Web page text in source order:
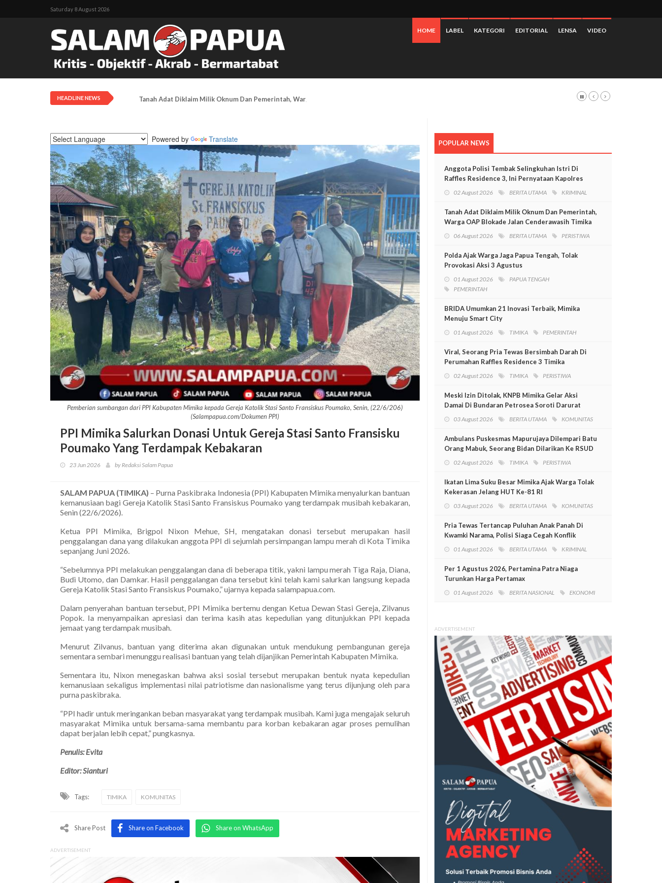
Saturday 8 August 2026
HOME LABEL KATEGORI EDITORIAL LENSA VIDEO
HEADLINE NEWS Tanah Adat Diklaim Milik Oknum Dan Pemerintah, Warga OAP Blokade Jalan Cenderawasih Timika
Powered by Translate
Pemberian sumbangan dari PPI Kabupaten Mimika kepada Gereja Katolik Stasi Santo Fransiskus Poumako, Senin, (22/6/206)
(Salampapua.com/Dokumen PPI)
PPI Mimika Salurkan Donasi Untuk Gereja Stasi Santo Fransisku
Poumako Yang Terdampak Kebakaran
23 Jun 2026 by Redaksi Salam Papua
SALAM PAPUA (TIMIKA) – Purna Paskibraka Indonesia (PPI) Kabupaten Mimika menyalurkan bantuan
kemanusiaan bagi Gereja Katolik Stasi Santo Fransiskus Poumako yang terdampak musibah kebakaran,
Senin (22/6/2026).
Ketua PPI Mimika, Brigpol Nixon Mehue, SH, mengatakan donasi tersebut merupakan hasil
penggalangan dana yang dilakukan anggota PPI di sejumlah persimpangan lampu merah di Kota Timika
sepanjang Juni 2026.
“Sebelumnya PPI melakukan penggalangan dana di beberapa titik, yakni lampu merah Tiga Raja, Diana,
Budi Utomo, dan Damkar. Hasil penggalangan dana tersebut kini telah kami salurkan langsung kepada
Gereja Katolik Stasi Santo Fransiskus Poumako,” ujarnya kepada salampapua.com.
Dalam penyerahan bantuan tersebut, PPI Mimika bertemu dengan Ketua Dewan Stasi Gereja, Zilvanus
Popok. Ia menyampaikan apresiasi dan terima kasih atas kepedulian yang ditunjukkan PPI kepada
jemaat yang terdampak musibah.
Menurut Zilvanus, bantuan yang diterima akan digunakan untuk mendukung pembangunan gereja
sementara sembari menunggu realisasi bantuan yang telah dijanjikan Pemerintah Kabupaten Mimika.
Sementara itu, Nixon menegaskan bahwa aksi sosial tersebut merupakan bentuk nyata kepedulian
kemanusiaan sekaligus implementasi nilai patriotisme dan nasionalisme yang terus dijunjung oleh para
purna paskibraka.
“PPI hadir untuk meringankan beban masyarakat yang terdampak musibah. Kami juga mengajak seluruh
masyarakat Mimika untuk bersama-sama membantu para korban kebakaran agar proses pemulihan
dapat berjalan lebih cepat,” pungkasnya.
Penulis: Evita
Editor: Sianturi
Tags: TIMIKA KOMUNITAS
Share Post Share on Facebook Share on WhatsApp
ADVERTISEMENT
POPULAR NEWS
Anggota Polisi Tembak Selingkuhan Istri Di
Raffles Residence 3, Ini Pernyataan Kapolres
02 August 2026 BERITA UTAMA KRIMINAL
Tanah Adat Diklaim Milik Oknum Dan Pemerintah,
Warga OAP Blokade Jalan Cenderawasih Timika
06 August 2026 BERITA UTAMA PERISTIWA
Polda Ajak Warga Jaga Papua Tengah, Tolak
Provokasi Aksi 3 Agustus
01 August 2026
PAPUA TENGAH
PEMERINTAH
BRIDA Umumkan 21 Inovasi Terbaik, Mimika
Menuju Smart City
01 August 2026 TIMIKA PEMERINTAH
Viral, Seorang Pria Tewas Bersimbah Darah Di
Perumahan Raffles Residence 3 Timika
02 August 2026 TIMIKA PERISTIWA
Meski Izin Ditolak, KNPB Mimika Gelar Aksi
Damai Di Bundaran Petrosea Soroti Darurat
03 August 2026 BERITA UTAMA KOMUNITAS
Ambulans Puskesmas Mapurujaya Dilempari Batu
Orang Mabuk, Seorang Bidan Dilarikan Ke RSUD
02 August 2026 TIMIKA PERISTIWA
Ikatan Lima Suku Besar Mimika Ajak Warga Tolak
Kekerasan Jelang HUT Ke-81 RI
03 August 2026 BERITA UTAMA KOMUNITAS
Pria Tewas Tertancap Puluhan Anak Panah Di
Kwamki Narama, Polisi Siaga Cegah Konflik
01 August 2026 BERITA UTAMA KRIMINAL
Per 1 Agustus 2026, Pertamina Patra Niaga
Turunkan Harga Pertamax
01 August 2026 BERITA NASIONAL EKONOMI
ADVERTISEMENT